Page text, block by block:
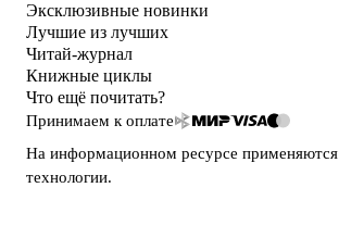
Эксклюзивные новинки
Лучшие из лучших
Читай-журнал
Книжные циклы
Что ещё почитать?
Принимаем к оплате
На информационном ресурсе применяются
технологии.